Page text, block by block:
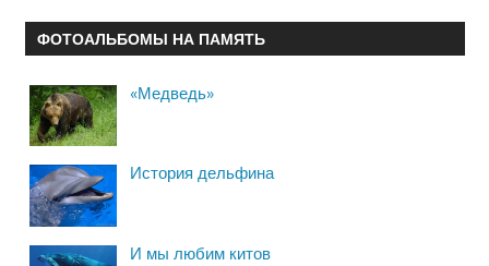
ФОТОАЛЬБОМЫ НА ПАМЯТЬ
«Медведь»
История дельфина
И мы любим китов